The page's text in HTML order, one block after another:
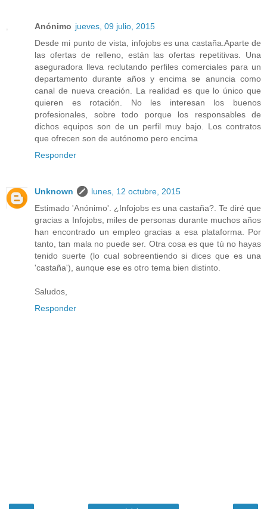
Anónimo jueves, 09 julio, 2015
Desde mi punto de vista, infojobs es una castaña.Aparte de
las ofertas de relleno, están las ofertas repetitivas. Una
aseguradora lleva reclutando perfiles comerciales para un
departamento durante años y encima se anuncia como
canal de nueva creación. La realidad es que lo único que
quieren es rotación. No les interesan los buenos
profesionales, sobre todo porque los responsables de
dichos equipos son de un perfil muy bajo. Los contratos
que ofrecen son de autónomo pero encima
Responder
Unknown
lunes, 12 octubre, 2015
Estimado 'Anónimo'. ¿Infojobs es una castaña?. Te diré que
gracias a Infojobs, miles de personas durante muchos años
han encontrado un empleo gracias a esa plataforma. Por
tanto, tan mala no puede ser. Otra cosa es que tú no hayas
tenido suerte (lo cual sobreentiendo si dices que es una
'castaña'), aunque ese es otro tema bien distinto.
Saludos,
Responder